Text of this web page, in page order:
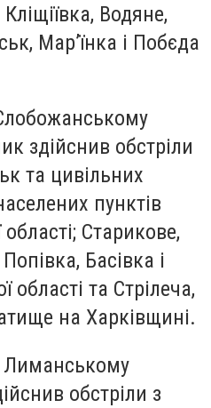
Водяне,
Мар’їнка і Побєда
здійснив обстріли
та цивільних
пунктів
Старикове,
Басівка і
області та Стрілеча,
на Харківщині.
Лиманському
обстріли з